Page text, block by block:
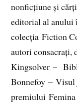
nonficțiune și
editorial al
colecția Fiction
autori consacrați,
Kingsolver –
Bonnefoy –
premiului